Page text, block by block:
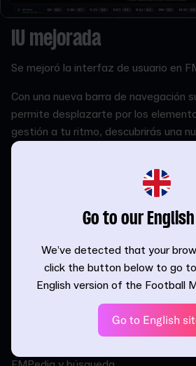
IU mejorada
Se mejoró la interfaz de usuario en
Con una nueva barra de navegación
permite desplazarte por los
gestión a tu ritmo, descubrirás una
en el Portal. Esta es tu ventana al
te proporciona un acceso rápido a
partidos, las tablas de clasificación y
Notarás que hay menos mosaicos
interfaz de usuario táctil en
ediciones para PC y consola,
navegación en Nintendo Switch™.
Ya sea si eres nuevo en FM o un
herramientas clave que te ayudarán
interfaz de usuario en todas las
Go to our
We’ve detected that your
click the button below to go
English version of the Football
Go to English